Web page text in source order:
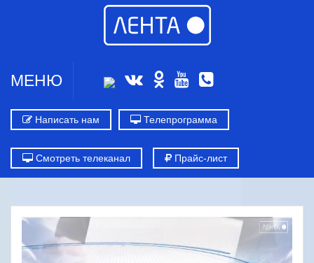
МЕНЮ
Написать нам Телепрограмма
Смотреть телеканал Прайс-лист